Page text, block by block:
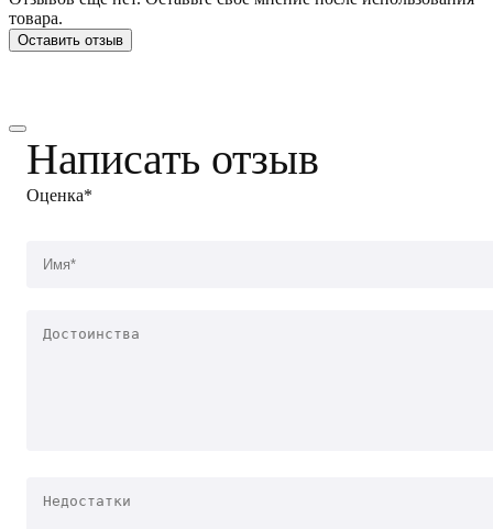
товара.
Оставить отзыв
Написать отзыв
Оценка*